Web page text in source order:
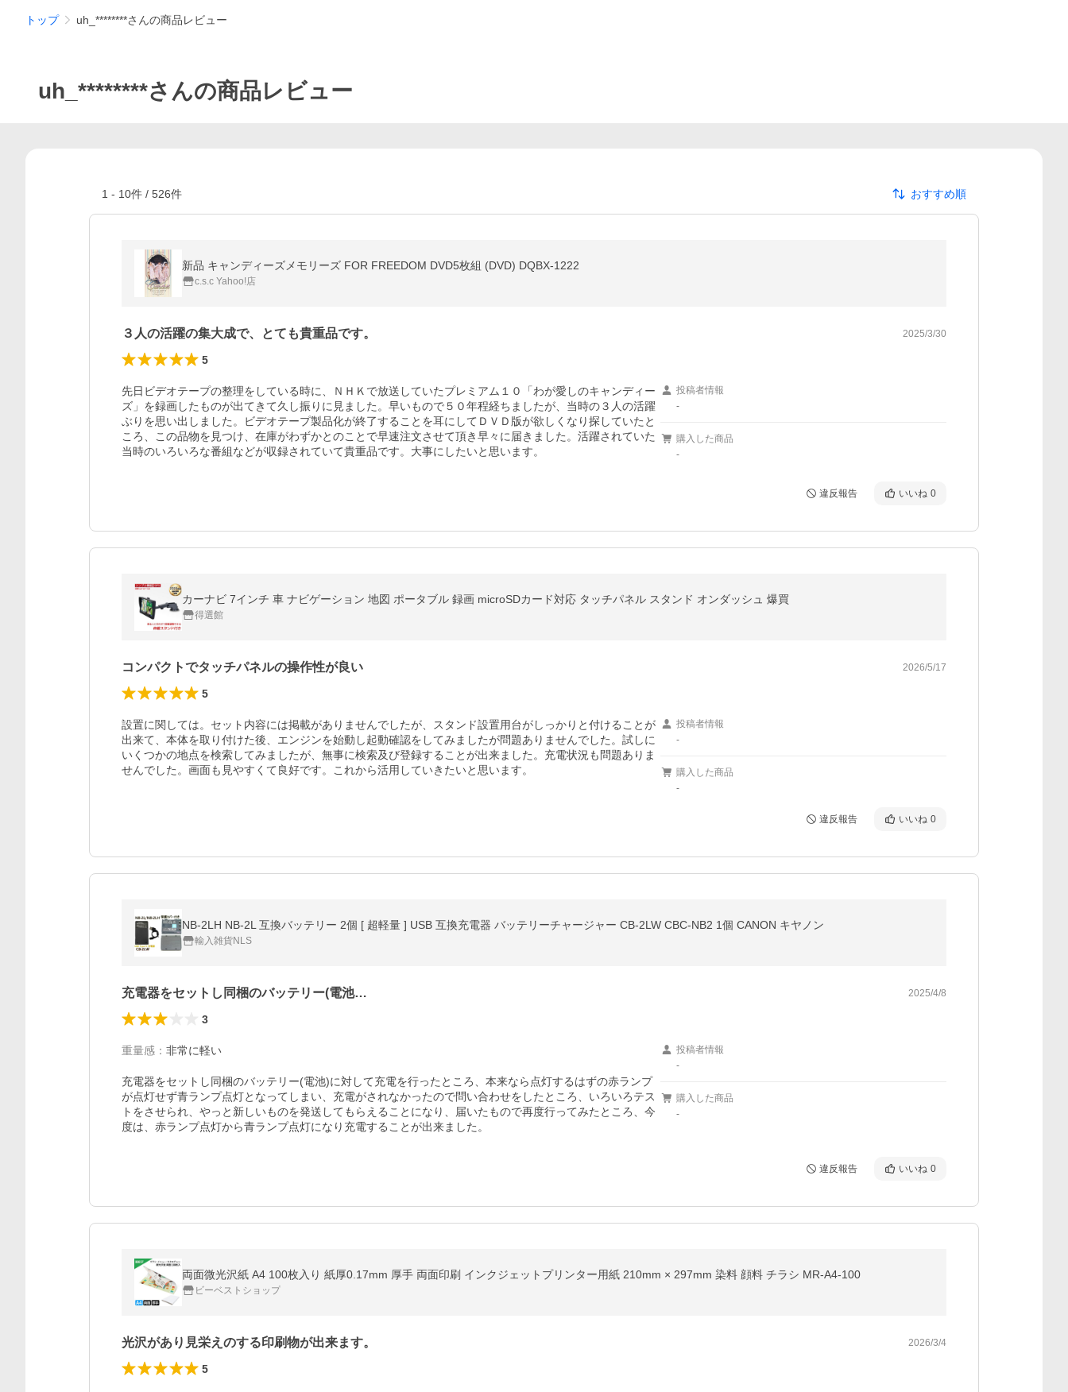
トップ uh_********さんの商品レビュー
uh_********さんの商品レビュー
1 - 10件 / 526件 おすすめ順
新品 キャンディーズメモリーズ FOR FREEDOM DVD5枚組 (DVD) DQBX-1222
c.s.c Yahoo!店
３人の活躍の集大成で、とても貴重品です。 2025/3/30
5
先日ビデオテープの整理をしている時に、ＮＨＫで放送していたプレミアム１０「わが愛しのキャンディー
ズ」を録画したものが出てきて久し振りに見ました。早いもので５０年程経ちましたが、当時の３人の活躍
ぶりを思い出しました。ビデオテープ製品化が終了することを耳にしてＤＶＤ版が欲しくなり探していたと
ころ、この品物を見つけ、在庫がわずかとのことで早速注文させて頂き早々に届きました。活躍されていた
当時のいろいろな番組などが収録されていて貴重品です。大事にしたいと思います。
投稿者情報
-
購入した商品
-
違反報告 いいね 0
カーナビ 7インチ 車 ナビゲーション 地図 ポータブル 録画 microSDカード対応 タッチパネル スタンド オンダッシュ 爆買
得選館
コンパクトでタッチパネルの操作性が良い 2026/5/17
5
設置に関しては。セット内容には掲載がありませんでしたが、スタンド設置用台がしっかりと付けることが
出来て、本体を取り付けた後、エンジンを始動し起動確認をしてみましたが問題ありませんでした。試しに
いくつかの地点を検索してみましたが、無事に検索及び登録することが出来ました。充電状況も問題ありま
せんでした。画面も見やすくて良好です。これから活用していきたいと思います。
投稿者情報
-
購入した商品
-
違反報告 いいね 0
NB-2LH NB-2L 互換バッテリー 2個 [ 超軽量 ] USB 互換充電器 バッテリーチャージャー CB-2LW CBC-NB2 1個 CANON キヤノン
輸入雑貨NLS
充電器をセットし同梱のバッテリー(電池… 2025/4/8
3
重量感 ： 非常に軽い
充電器をセットし同梱のバッテリー(電池)に対して充電を行ったところ、本来なら点灯するはずの赤ランプ
が点灯せず青ランプ点灯となってしまい、充電がされなかったので問い合わせをしたところ、いろいろテス
トをさせられ、やっと新しいものを発送してもらえることになり、届いたもので再度行ってみたところ、今
度は、赤ランプ点灯から青ランプ点灯になり充電することが出来ました。
投稿者情報
-
購入した商品
-
違反報告 いいね 0
両面微光沢紙 A4 100枚入り 紙厚0.17mm 厚手 両面印刷 インクジェットプリンター用紙 210mm × 297mm 染料 顔料 チラシ MR-A4-100
ビーベストショップ
光沢があり見栄えのする印刷物が出来ます。 2026/3/4
5